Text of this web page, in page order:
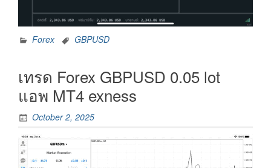
Forex GBPUSD
เทรด Forex GBPUSD 0.05 lot
แอพ MT4 exness
October 2, 2025